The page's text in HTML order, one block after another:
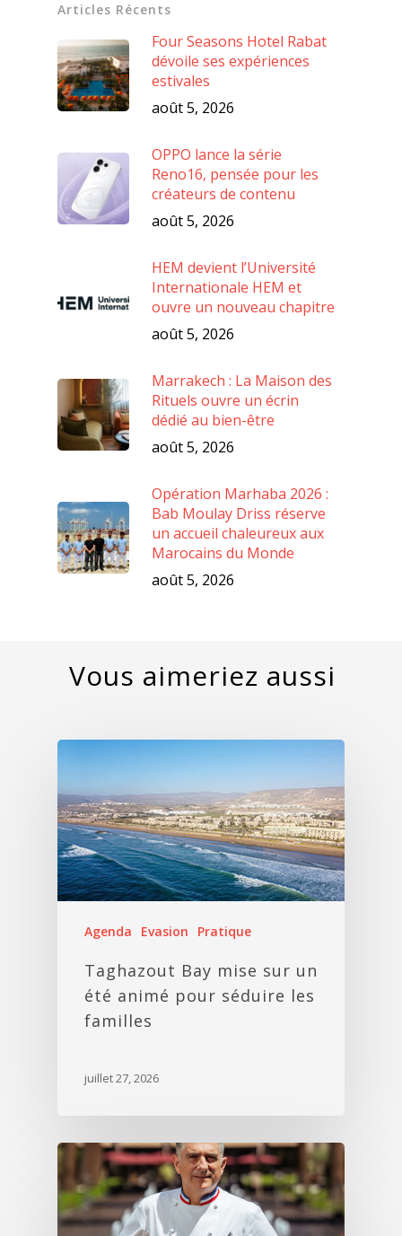
Articles Récents
Four Seasons Hotel Rabat
dévoile ses expériences
estivales
août 5, 2026
OPPO lance la série
Reno16, pensée pour les
créateurs de contenu
août 5, 2026
HEM devient l’Université
Internationale HEM et
ouvre un nouveau chapitre
août 5, 2026
Marrakech : La Maison des
Rituels ouvre un écrin
dédié au bien-être
août 5, 2026
Opération Marhaba 2026 :
Bab Moulay Driss réserve
un accueil chaleureux aux
Marocains du Monde
août 5, 2026
Agenda Evasion Pratique
Taghazout Bay mise sur un
été animé pour séduire les
familles
juillet 27, 2026